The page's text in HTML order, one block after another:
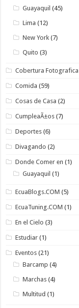
Guayaquil (45)
Lima (12)
New York (7)
Quito (3)
Cobertura Fotografica
Comida (59)
Cosas de Casa (2)
CumpleaÃ±os (7)
Deportes (6)
Divagando (2)
Donde Comer en (1)
Guayaquil (1)
EcuaBlogs.COM (5)
EcuaTuning.COM (1)
En el Cielo (3)
Estudiar (1)
Eventos (21)
Barcamp (4)
Marchas (4)
Multitud (1)